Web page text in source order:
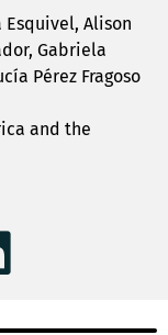
Esquivel, Alison
Gabriela
Pérez Fragoso
and the